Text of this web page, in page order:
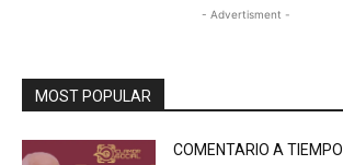
- Advertisment -
MOST POPULAR
COMENTARIO A TIEMPO